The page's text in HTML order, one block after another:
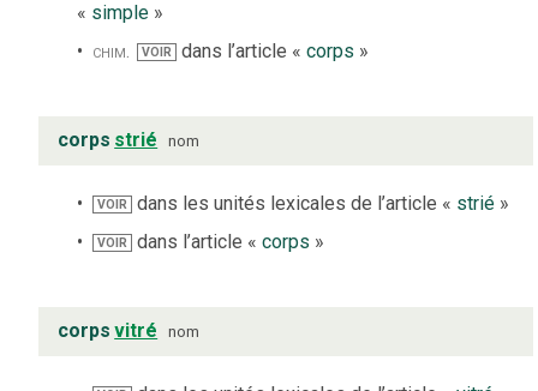
« simple »
chim.
VOIR dans l’article « corps »
corps strié nom
VOIR dans les unités lexicales de l’article « strié »
VOIR dans l’article «corps »
corps vitré nom